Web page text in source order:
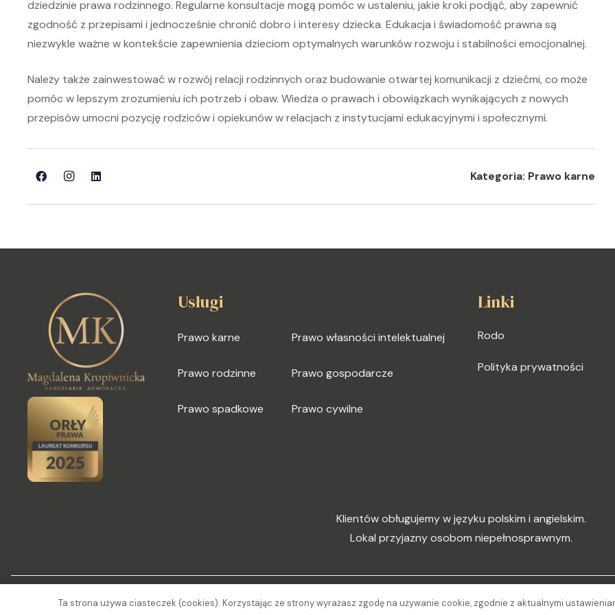
dziedzinie prawa rodzinnego. Regularne konsultacje mogą pomóc w ustaleniu, jakie kroki podjąć, aby zapewnić
zgodność z przepisami i jednocześnie chronić dobro i interesy dziecka. Edukacja i świadomość prawna są
niezwykle ważne w kontekście zapewnienia dzieciom optymalnych warunków rozwoju i stabilności emocjonalnej.
Należy także zainwestować w rozwój relacji rodzinnych oraz budowanie otwartej komunikacji z dziećmi, co może
pomóc w lepszym zrozumieniu ich potrzeb i obaw. Wiedza o prawach i obowiązkach wynikających z nowych
przepisów umocni pozycję rodziców i opiekunów w relacjach z instytucjami edukacyjnymi i społecznymi.
Kategoria: Prawo karne
Usługi
Prawo karne
Prawo rodzinne
Prawo spadkowe
Prawo własności intelektualnej
Prawo gospodarcze
Prawo cywilne
Linki
Rodo
Polityka prywatności
Klientów obługujemy w języku polskim i angielskim.
Lokal przyjazny osobom niepełnosprawnym.
Dbałość o wizerunekMarcetino
Ta strona używa ciasteczek (cookies). Korzystając ze strony wyrażasz zgodę na używanie cookie, zgodnie z aktualnymi